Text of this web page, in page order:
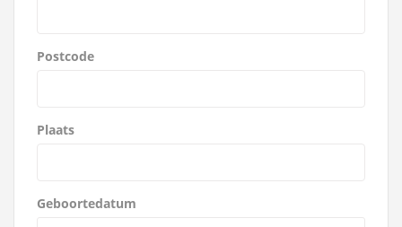
Postcode
Plaats
Geboortedatum